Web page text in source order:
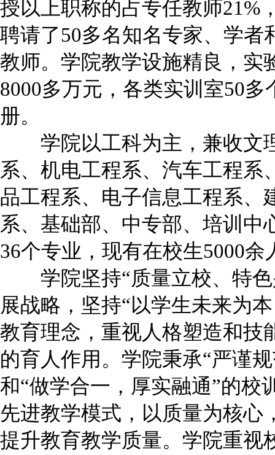
授以上职称的占专任教师21%
聘请了50多名知名专家、学者
教师。学院教学设施精良，实
8000多万元，各类实训室50
册。
学院以工科为主，兼收文
系、机电工程系、汽车工程系
品工程系、电子信息工程系、
系、基础部、中专部、培训中
36个专业，现有在校生5000余
学院坚持“质量立校、特色
展战略，坚持“以学生未来为
教育理念，重视人格塑造和技
的育人作用。学院秉承“严谨
和“做学合一，厚实融通”的校
先进教学模式，以质量为核心
提升教育教学质量。学院重视